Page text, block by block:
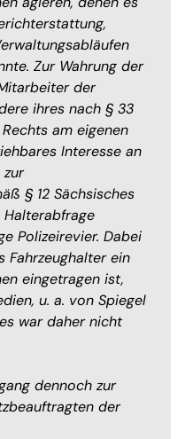
Zur Wahrung der
der
ihres nach § 33
am eigenen
Interesse an
§ 12 Sächsisches
Halterabfrage
Polizeirevier. Dabei
Fahrzeughalter ein
eingetragen ist,
u. a. von Spiegel
war daher nicht
dennoch zur
der